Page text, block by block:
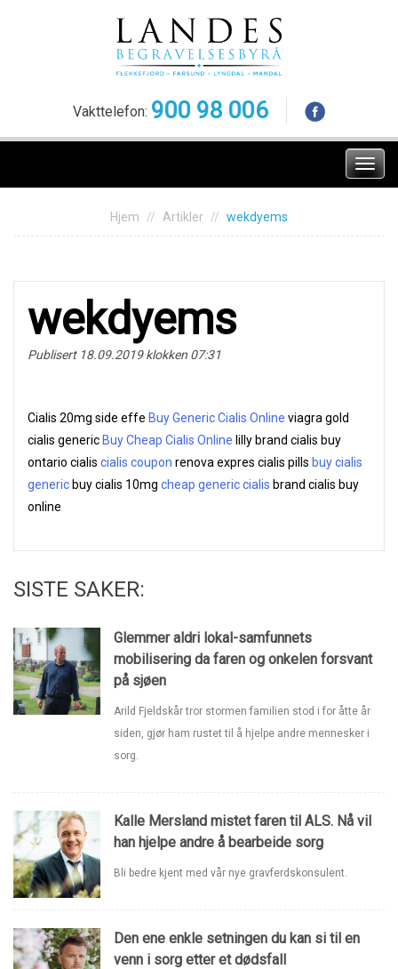
Vakttelefon: 900 98 006
Meny
Hjem Artikler wekdyems
wekdyems
Publisert 18.09.2019 klokken 07:31
Cialis 20mg side effe Buy Generic Cialis Online viagra gold
cialis generic Buy Cheap Cialis Online lilly brand cialis buy
ontario cialis cialis coupon renova expres cialis pills buy cialis
generic buy cialis 10mg cheap generic cialis brand cialis buy
online
SISTE SAKER:
Glemmer aldri lokal-samfunnets
mobilisering da faren og onkelen forsvant
på sjøen
Arild Fjeldskår tror stormen familien stod i for åtte år
siden, gjør ham rustet til å hjelpe andre mennesker i
sorg.
Kalle Mersland mistet faren til ALS. Nå vil
han hjelpe andre å bearbeide sorg
Bli bedre kjent med vår nye gravferdskonsulent.
Den ene enkle setningen du kan si til en
venn i sorg etter et dødsfall